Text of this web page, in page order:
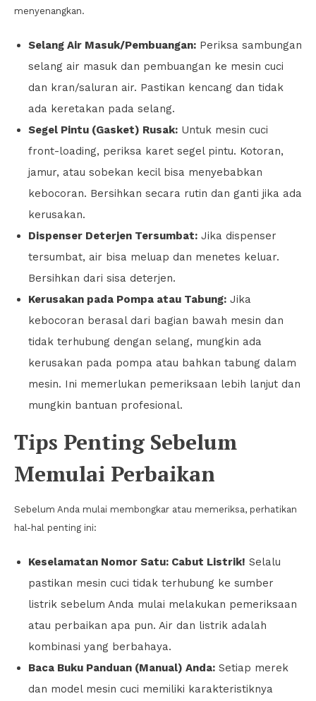
menyenangkan.
Selang Air Masuk/Pembuangan: Periksa sambungan
selang air masuk dan pembuangan ke mesin cuci
dan kran/saluran air. Pastikan kencang dan tidak
ada keretakan pada selang.
Segel Pintu (Gasket) Rusak: Untuk mesin cuci
front-loading, periksa karet segel pintu. Kotoran,
jamur, atau sobekan kecil bisa menyebabkan
kebocoran. Bersihkan secara rutin dan ganti jika ada
kerusakan.
Dispenser Deterjen Tersumbat: Jika dispenser
tersumbat, air bisa meluap dan menetes keluar.
Bersihkan dari sisa deterjen.
Kerusakan pada Pompa atau Tabung: Jika
kebocoran berasal dari bagian bawah mesin dan
tidak terhubung dengan selang, mungkin ada
kerusakan pada pompa atau bahkan tabung dalam
mesin. Ini memerlukan pemeriksaan lebih lanjut dan
mungkin bantuan profesional.
Tips Penting Sebelum
Memulai Perbaikan
Sebelum Anda mulai membongkar atau memeriksa, perhatikan
hal-hal penting ini:
Keselamatan Nomor Satu: Cabut Listrik! Selalu
pastikan mesin cuci tidak terhubung ke sumber
listrik sebelum Anda mulai melakukan pemeriksaan
atau perbaikan apa pun. Air dan listrik adalah
kombinasi yang berbahaya.
Baca Buku Panduan (Manual) Anda: Setiap merek
dan model mesin cuci memiliki karakteristiknya